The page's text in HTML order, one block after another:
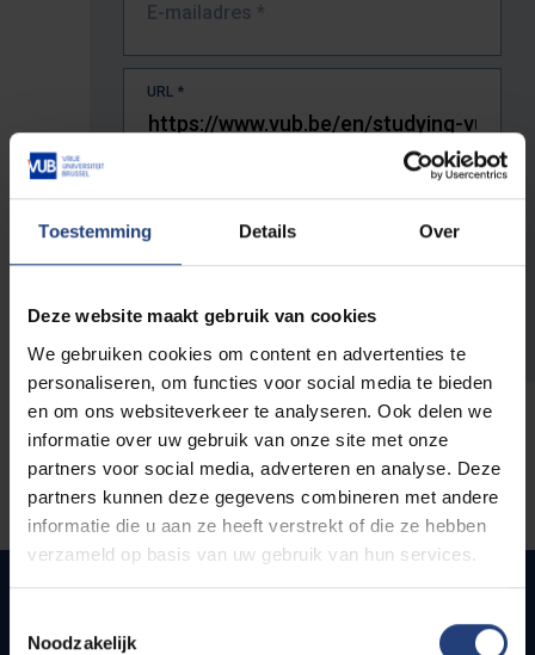
Toestemming Details Over
Deze website maakt gebruik van cookies
We gebruiken cookies om content en advertenties te
personaliseren, om functies voor social media te bieden
en om ons websiteverkeer te analyseren. Ook delen we
informatie over uw gebruik van onze site met onze
partners voor social media, adverteren en analyse. Deze
partners kunnen deze gegevens combineren met andere
informatie die u aan ze heeft verstrekt of die ze hebben
verzameld op basis van uw gebruik van hun services.
Noodzakelijk
E-mailadres *
URL *
De volledige URL van de pagina waar je de fout zag.
Snel naar